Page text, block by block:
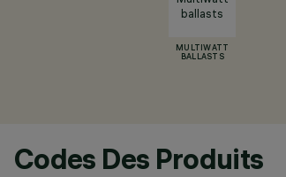
MULTIWATT
BALLASTS
Codes Des Produits